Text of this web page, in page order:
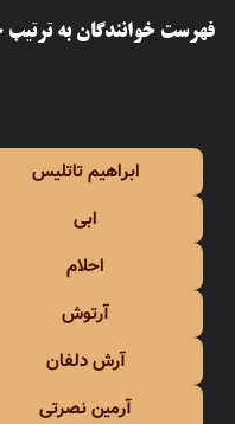
فهرست خوانندگان به ترتیب
ابراهیم تاتلیس
ابی
احلام
آرتوش
آرش دلفان
آرمین نصرتی